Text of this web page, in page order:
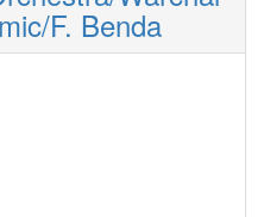
F. Benda